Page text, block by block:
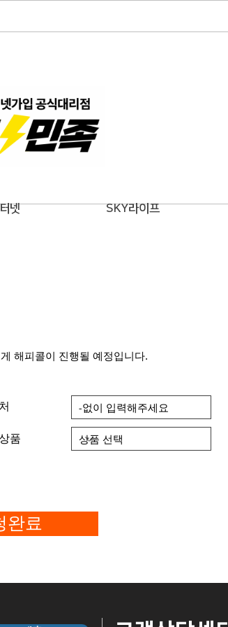
SKY라이프
넷
해피콜이 진행될 예정입니다.
품
완료